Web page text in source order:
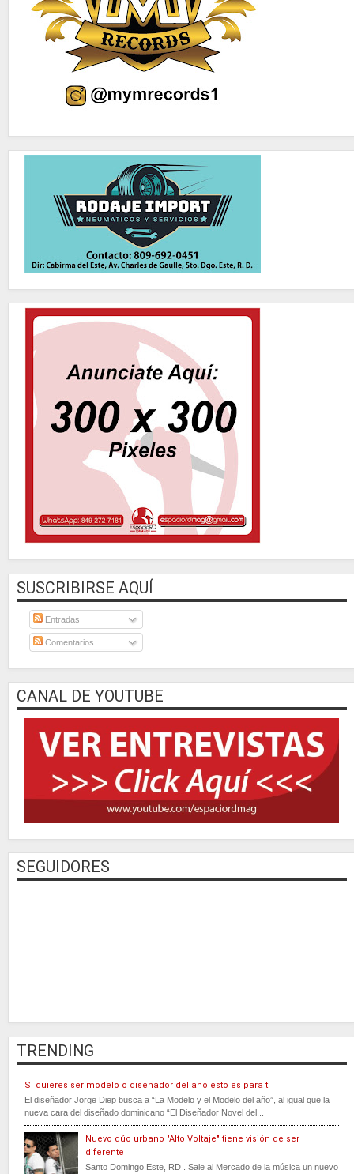
SUSCRIBIRSE AQUÍ
Entradas
Comentarios
CANAL DE YOUTUBE
SEGUIDORES
TRENDING
Si quieres ser modelo o diseñador del año esto es para tí
El diseñador Jorge Diep busca a “La Modelo y el Modelo del año”, al igual que la
nueva cara del diseñado dominicano “El Diseñador Novel del...
Nuevo dúo urbano "Alto Voltaje" tiene visión de ser
diferente
Santo Domingo Este, RD . Sale al Mercado de la música un nuevo